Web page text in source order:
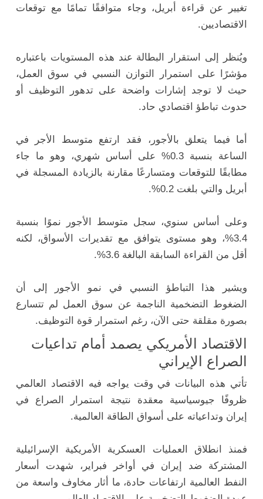
تغيير عن قراءة أبريل، وجاء متوافقًا تمامًا مع توقعات
الاقتصاديين.
ويُنظر إلى استقرار البطالة عند هذه المستويات باعتباره
مؤشرًا على استمرار التوازن النسبي في سوق العمل،
حيث لا توجد إشارات واضحة على تدهور التوظيف أو
حدوث تباطؤ اقتصادي حاد.
أما فيما يتعلق بالأجور، فقد ارتفع متوسط الأجر في
الساعة بنسبة 0.3% على أساس شهري، وهو ما جاء
مطابقًا للتوقعات ومتسارعًا مقارنة بالزيادة المسجلة في
أبريل والتي بلغت 0.2%.
وعلى أساس سنوي، سجل متوسط الأجور نموًا بنسبة
3.4%، وهو مستوى يتوافق مع تقديرات الأسواق، لكنه
أقل من القراءة السابقة البالغة 3.6%.
ويشير هذا التباطؤ النسبي في نمو الأجور إلى أن
الضغوط التضخمية الناجمة عن سوق العمل لم تتسارع
بصورة مقلقة حتى الآن، رغم استمرار قوة التوظيف.
الاقتصاد الأمريكي يصمد أمام تداعيات
الصراع الإيراني
تأتي هذه البيانات في وقت يواجه فيه الاقتصاد العالمي
ظروفًا جيوسياسية معقدة نتيجة استمرار الصراع في
إيران وتداعياته على أسواق الطاقة العالمية.
فمنذ انطلاق العمليات العسكرية الأمريكية الإسرائيلية
المشتركة ضد إيران في أواخر فبراير، شهدت أسعار
النفط العالمية ارتفاعات حادة، ما أثار مخاوف واسعة من